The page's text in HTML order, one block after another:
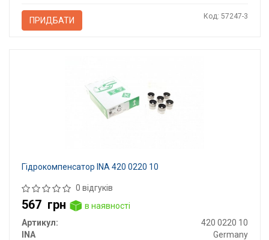
ПРИДБАТИ Код: 57247-3
Гідрокомпенсатор INA 420 0220 10
0 відгуків
567 грн
в наявності
Артикул:
420 0220 10
INA
Germany